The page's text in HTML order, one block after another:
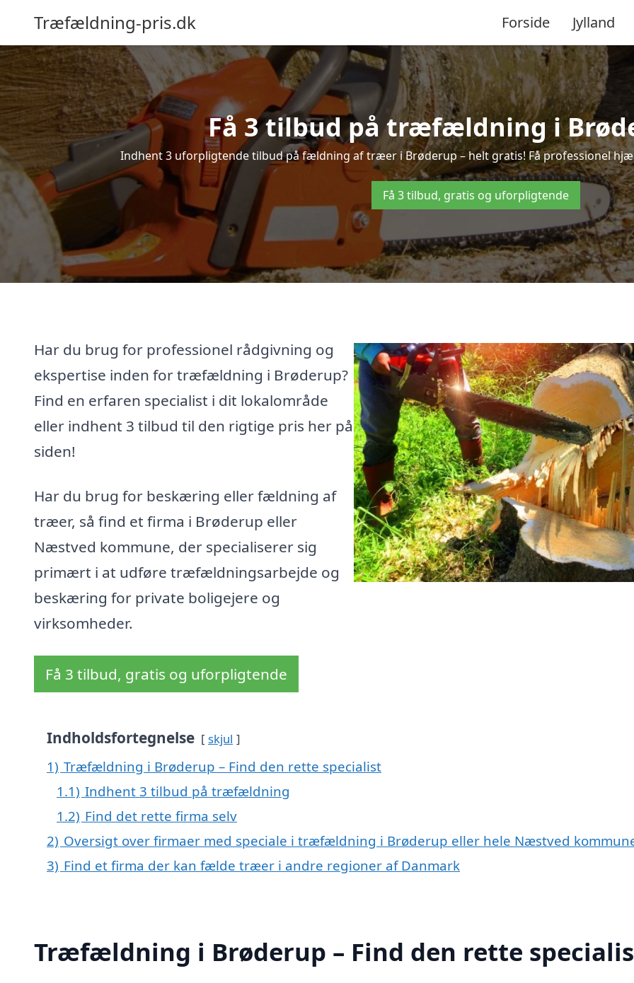
Træfældning-pris.dk Forside Jylland
Få 3 tilbud på træfældning i
Indhent 3 uforpligtende tilbud på fældning af træer i Brøderup – helt gratis! Få professionel
Få 3 tilbud, gratis og uforpligtende
Har du brug for professionel rådgivning og
ekspertise inden for træfældning i Brøderup?
Find en erfaren specialist i dit lokalområde
eller indhent 3 tilbud til den rigtige pris her på
siden!
Har du brug for beskæring eller fældning af
træer, så find et firma i Brøderup eller
Næstved kommune, der specialiserer sig
primært i at udføre træfældningsarbejde og
beskæring for private boligejere og
virksomheder.
Få 3 tilbud, gratis og uforpligtende
Indholdsfortegnelse skjul
1) Træfældning i Brøderup – Find den rette specialist
1.1) Indhent 3 tilbud på træfældning
1.2) Find det rette firma selv
2) Oversigt over firmaer med speciale i træfældning i Brøderup eller hele Næstved
3) Find et firma der kan fælde træer i andre regioner af Danmark
Træfældning i Brøderup – Find den rette